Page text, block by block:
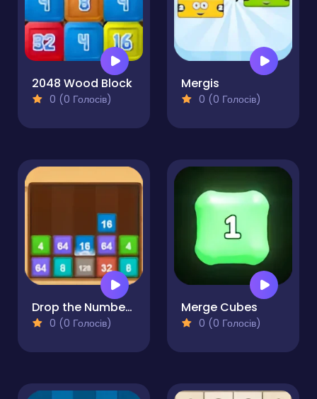
2048 Wood Block
0 (0 Голосів)
Mergis
0 (0 Голосів)
Drop the Number - Merge Game
0 (0 Голосів)
Merge Cubes
0 (0 Голосів)